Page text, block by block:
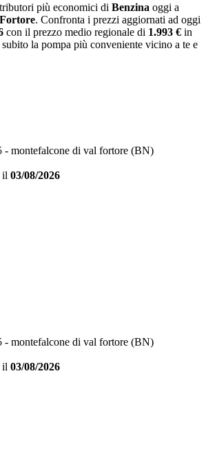
più economici di Benzina oggi a
. Confronta i prezzi aggiornati ad oggi
con il prezzo medio regionale di 1.993 € in
la pompa più conveniente vicino a te e
- montefalcone di val fortore (BN)
il 03/08/2026
- montefalcone di val fortore (BN)
il 03/08/2026